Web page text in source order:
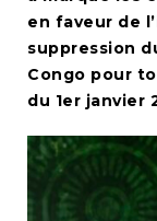
en faveur de
suppression
Congo pour
du 1er janvier